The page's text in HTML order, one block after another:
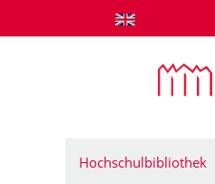
zum Inhalt springen
Hochschulbibliothek